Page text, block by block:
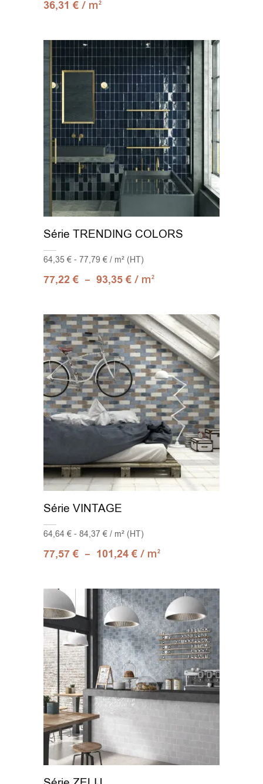
36,31€ / m2
Série TRENDING COLORS
64,35 € - 77,79 € / m² (HT)
77,22€ – 93,35€ / m2
Série VINTAGE
64,64 € - 84,37 € / m² (HT)
77,57€ – 101,24€ / m2